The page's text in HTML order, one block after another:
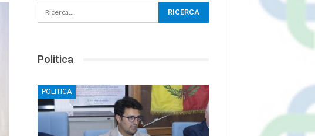
Politica
POLITICA